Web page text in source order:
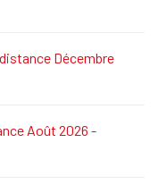
Décembre
Août 2026 -